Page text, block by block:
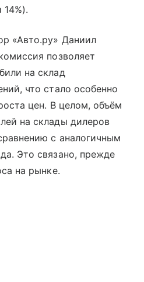
«Авто.ру» Даниил
позволяет
на склад
что стало особенно
цен. В целом, объём
на склады дилеров
с аналогичным
Это связано, прежде
на рынке.